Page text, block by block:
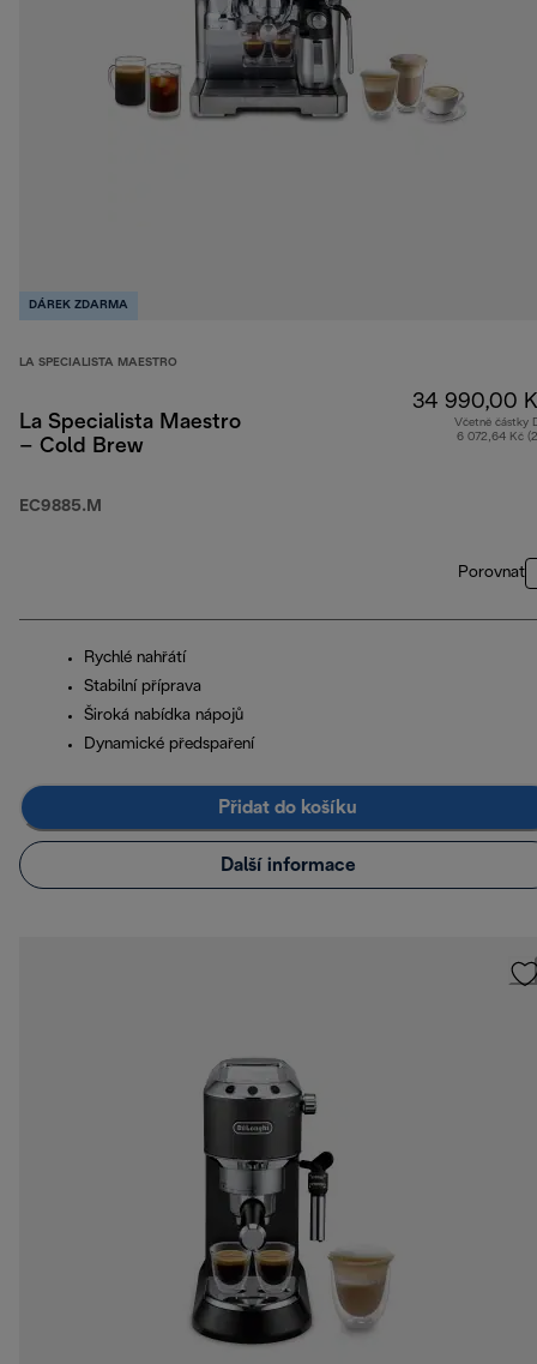
DÁREK ZDARMA
LA SPECIALISTA MAESTRO
La Specialista Maestro
– Cold Brew
EC9885.M
34 990,00
Včetně částky
6 072,64 Kč
Porovnat
Rychlé nahřátí
Stabilní příprava
Široká nabídka nápojů
Dynamické předspaření
Přidat do košíku
Další informace